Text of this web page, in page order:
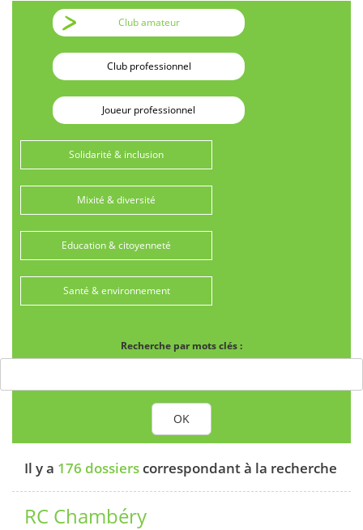
Club amateur
Club professionnel
Joueur professionnel
Solidarité & inclusion
Mixité & diversité
Education & citoyenneté
Santé & environnement
Recherche par mots clés :
OK
Il y a 176 dossierscorrespondant à la recherche
RC Chambéry